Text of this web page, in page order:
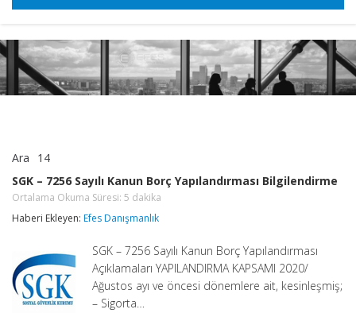
Ara 14
7256
Sayılı
Kanun
Borç
Bilgilendirme
Ortalama
Okuma
Süresi:
dakika
SGK – 7256 Sayılı Kanun Borç Yapılandırması Bilgilendirme
Ortalama Okuma Süresi: 5 dakika
Haberi Ekleyen: Efes Danışmanlık
SGK – 7256 Sayılı Kanun Borç Yapılandırması
Açıklamaları YAPILANDIRMA KAPSAMI 2020/
Ağustos ayı ve öncesi dönemlere ait, kesinleşmiş;
– Sigorta…